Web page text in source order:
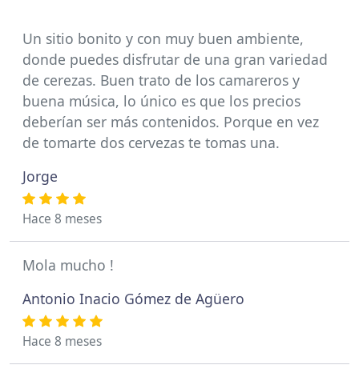
Un sitio bonito y con muy buen ambiente,
donde puedes disfrutar de una gran variedad
de cerezas. Buen trato de los camareros y
buena música, lo único es que los precios
deberían ser más contenidos. Porque en vez
de tomarte dos cervezas te tomas una.
Jorge
Hace 8 meses
Mola mucho !
Antonio Inacio Gómez de Agüero
Hace 8 meses